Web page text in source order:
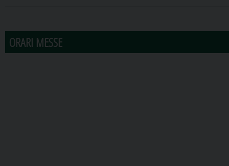
ORARI MESSE